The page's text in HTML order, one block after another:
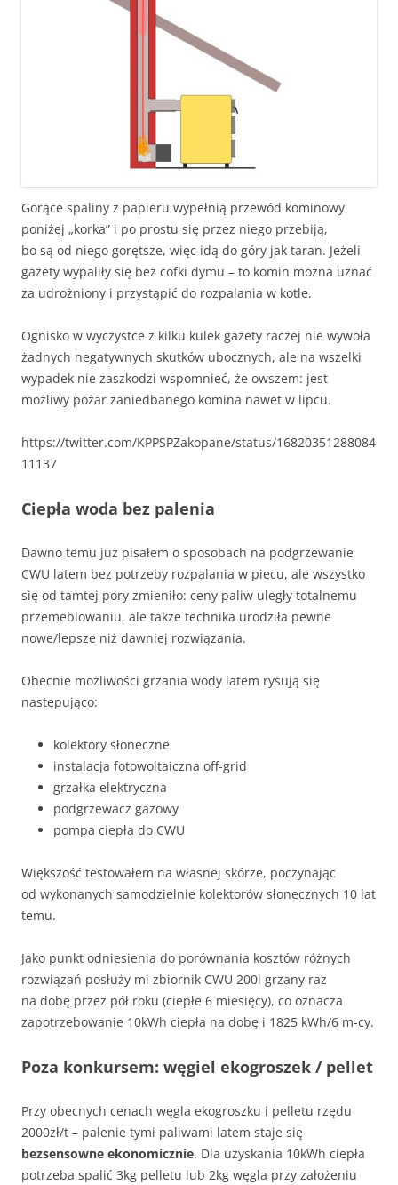
Gorące spaliny z papieru wypełnią przewód kominowy
poniżej „korka” i po prostu się przez niego przebiją,
bo są od niego gorętsze, więc idą do góry jak taran. Jeżeli
gazety wypaliły się bez cofki dymu – to komin można uznać
za udrożniony i przystąpić do rozpalania w kotle.
Ognisko w wyczystce z kilku kulek gazety raczej nie wywoła
żadnych negatywnych skutków ubocznych, ale na wszelki
wypadek nie zaszkodzi wspomnieć, że owszem: jest
możliwy pożar zaniedbanego komina nawet w lipcu.
https://twitter.com/KPPSPZakopane/status/16820351288084
11137
Ciepła woda bez palenia
Dawno temu już pisałem o sposobach na podgrzewanie
CWU latem bez potrzeby rozpalania w piecu, ale wszystko
się od tamtej pory zmieniło: ceny paliw uległy totalnemu
przemeblowaniu, ale także technika urodziła pewne
nowe/lepsze niż dawniej rozwiązania.
Obecnie możliwości grzania wody latem rysują się
następująco:
kolektory słoneczne
instalacja fotowoltaiczna off-grid
grzałka elektryczna
podgrzewacz gazowy
pompa ciepła do CWU
Większość testowałem na własnej skórze, poczynając
od wykonanych samodzielnie kolektorów słonecznych 10 lat
temu.
Jako punkt odniesienia do porównania kosztów różnych
rozwiązań posłuży mi zbiornik CWU 200l grzany raz
na dobę przez pół roku (ciepłe 6 miesięcy), co oznacza
zapotrzebowanie 10kWh ciepła na dobę i 1825 kWh/6 m-cy.
Poza konkursem: węgiel ekogroszek / pellet
Przy obecnych cenach węgla ekogroszku i pelletu rzędu
2000zł/t – palenie tymi paliwami latem staje się
bezsensowne ekonomicznie. Dla uzyskania 10kWh ciepła
potrzeba spalić 3kg pelletu lub 2kg węgla przy założeniu